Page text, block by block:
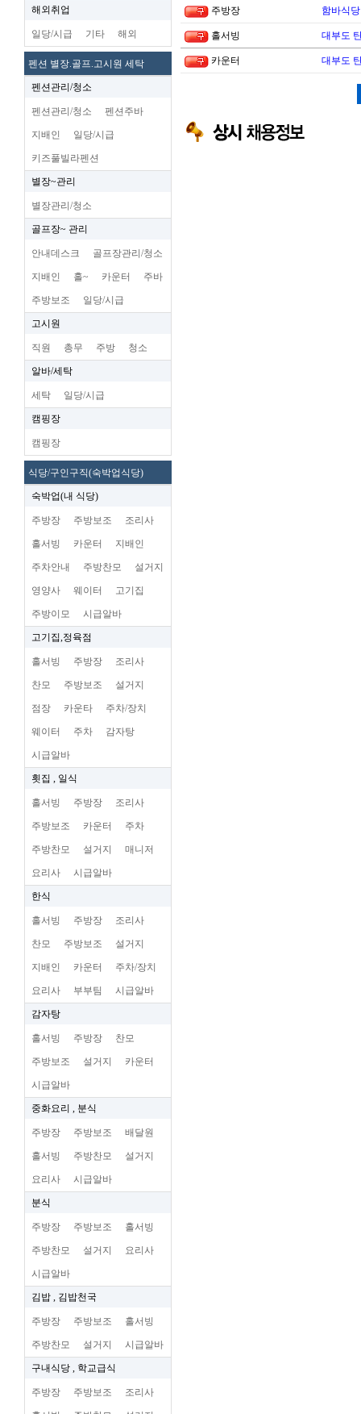
해외취업
일당/시급 기타 해외
펜션 별장.골프.고시원 세탁
펜션관리/청소
펜션관리/청소 펜션주바
지배인 일당/시급
키즈풀빌라펜션
별장~관리
별장관리/청소
골프장~ 관리
안내데스크 골프장관리/청소
지배인 홀~ 카운터 주바
주방보조 일당/시급
고시원
직원 총무 주방 청소
알바/세탁
세탁 일당/시급
캠핑장
캠핑장
식당/구인구직(숙박업식당)
숙박업(내 식당)
주방장 주방보조 조리사
홀서빙 카운터 지배인
주차안내 주방찬모 설거지
영양사 웨이터 고기집
주방이모 시급알바
고기집,정육점
홀서빙 주방장 조리사
찬모 주방보조 설거지
점장 카운타 주차/장치
웨이터 주차 감자탕
시급알바
횟집 , 일식
홀서빙 주방장 조리사
주방보조 카운터 주차
주방찬모 설거지 매니저
요리사 시급알바
한식
홀서빙 주방장 조리사
찬모 주방보조 설거지
지배인 카운터 주차/장치
요리사 부부팀 시급알바
감자탕
홀서빙 주방장 찬모
주방보조 설거지 카운터
시급알바
중화요리 , 분식
주방장 주방보조 배달원
홀서빙 주방찬모 설거지
요리사 시급알바
분식
주방장 주방보조 홀서빙
주방찬모 설거지 요리사
시급알바
김밥 , 김밥천국
주방장 주방보조 홀서빙
주방찬모 설거지 시급알바
구내식당 , 학교급식
주방장 주방보조 조리사
주방장 함바식
홀서빙 대부도
카운터 대부도